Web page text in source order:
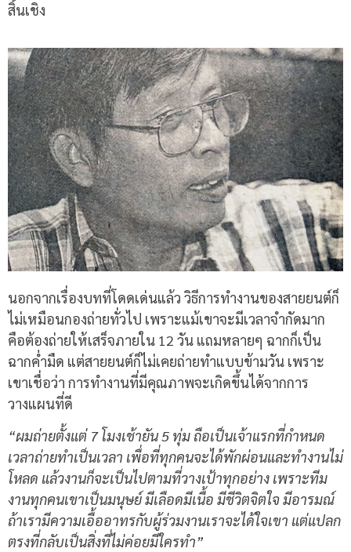
สิ้นเชิง
นอกจากเรื่องบทที่โดดเด่นแล้ว วิธีการทำงานของสายยนต์ก็
ไม่เหมือนกองถ่ายทั่วไป เพราะแม้เขาจะมีเวลาจำกัดมาก
คือต้องถ่ายให้เสร็จภายใน 12 วัน แถมหลายๆ ฉากก็เป็น
ฉากค่ำมืด แต่สายยนต์ก็ไม่เคยถ่ายทำแบบข้ามวัน เพราะ
เขาเชื่อว่า การทำงานที่มีคุณภาพจะเกิดขึ้นได้จากการ
วางแผนที่ดี
“ผมถ่ายตั้งแต่ 7 โมงเช้ายัน 5 ทุ่ม ถือเป็นเจ้าแรกที่กำหนด
เวลาถ่ายทำเป็นเวลา เพื่อที่ทุกคนจะได้พักผ่อนและทำงานไม่
โหลด แล้วงานก็จะเป็นไปตามที่วางเป้าทุกอย่าง เพราะทีม
งานทุกคนเขาเป็นมนุษย์ มีเลือดมีเนื้อ มีชีวิตจิตใจ มีอารมณ์
ถ้าเรามีความเอื้ออาทรกับผู้ร่วมงานเราจะได้ใจเขา แต่แปลก
ตรงที่กลับเป็นสิ่งที่ไม่ค่อยมีใครทำ”